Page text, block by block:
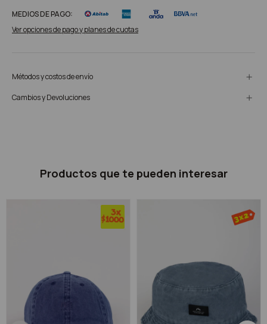
MEDIOS DE PAGO:
Ver opciones de pago y planes de cuotas
Métodos y costos de envío
Cambios y Devoluciones
Productos que te pueden interesar